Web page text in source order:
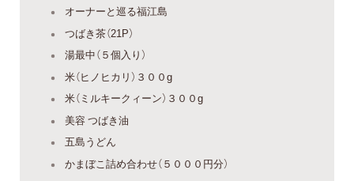
オーナーと巡る福江島
つばき茶（21P）
湯最中（５個入り）
米（ヒノヒカリ）３００g
米（ミルキークィーン）３００g
美容 つばき油
五島うどん
かまぼこ詰め合わせ（５０００円分）